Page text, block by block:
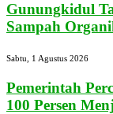
Gunungkidul
Sampah
Sabtu, 1 Agustus 2026
Pemerintah
100 Persen